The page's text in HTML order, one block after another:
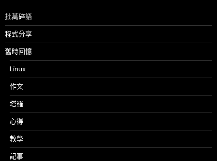
批萬碎語
程式分享
舊時回憶
Linux
作文
塔羅
心得
教學
記事